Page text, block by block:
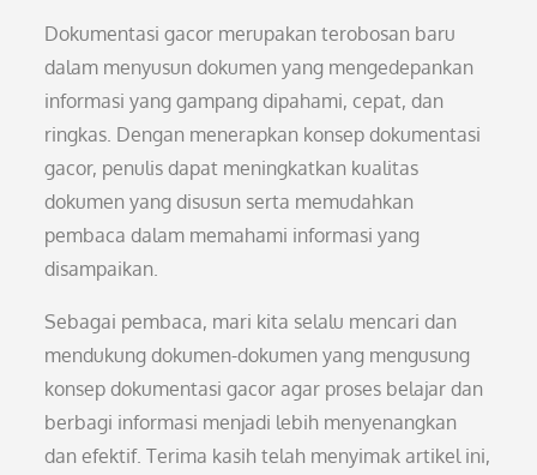
Dokumentasi gacor merupakan terobosan baru
dalam menyusun dokumen yang mengedepankan
informasi yang gampang dipahami, cepat, dan
ringkas. Dengan menerapkan konsep dokumentasi
gacor, penulis dapat meningkatkan kualitas
dokumen yang disusun serta memudahkan
pembaca dalam memahami informasi yang
disampaikan.
Sebagai pembaca, mari kita selalu mencari dan
mendukung dokumen-dokumen yang mengusung
konsep dokumentasi gacor agar proses belajar dan
berbagi informasi menjadi lebih menyenangkan
dan efektif. Terima kasih telah menyimak artikel ini,